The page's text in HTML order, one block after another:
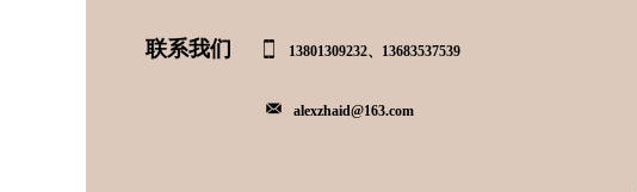
联系我们 13801309232、13683537539
alexzhaid@163.com